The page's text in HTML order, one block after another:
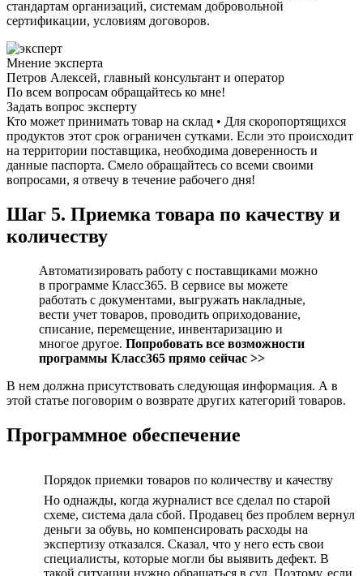
стандартам организаций, системам добровольной
сертификации, условиям договоров.
Мнение эксперта
Петров Алексей, главный консультант и оператор
По всем вопросам обращайтесь ко мне!
Задать вопрос эксперту
Кто может принимать товар на склад • Для скоропортящихся
продуктов этот срок ограничен сутками. Если это происходит
на территории поставщика, необходима доверенность и
данные паспорта. Смело обращайтесь со всеми своими
вопросами, я отвечу в течение рабочего дня!
Шаг 5. Приемка товара по качеству и
количеству
Автоматизировать работу с поставщиками можно
в программе Класс365. В сервисе вы можете
работать с документами, выгружать накладные,
вести учет товаров, проводить оприходование,
списание, перемещение, инвентаризацию и
многое другое. Попробовать все возможности
программы Класс365 прямо сейчас >>
В нем должна присутствовать следующая информация. А в
этой статье поговорим о возврате других категорий товаров.
Программное обеспечение
Порядок приемки товаров по количеству и качеству
Но однажды, когда журналист все сделал по старой
схеме, система дала сбой. Продавец без проблем вернул
деньги за обувь, но компенсировать расходы на
экспертизу отказался. Сказал, что у него есть свои
специалисты, которые могли бы выявить дефект. В
такой ситуации нужно обращаться в суд. Поэтому, если